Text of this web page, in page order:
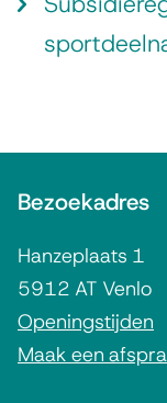
m
Bezoekadres
Hanzeplaats 1
5912 AT Venlo
Openingstijden
Maak een